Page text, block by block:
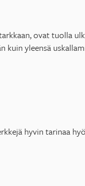
ovat tuolla
kuin yleensä
hyvin tarinaa